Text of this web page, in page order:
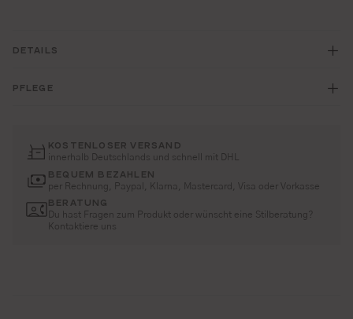
DETAILS
PFLEGE
KOSTENLOSER VERSAND
innerhalb Deutschlands und schnell mit DHL
BEQUEM BEZAHLEN
per Rechnung, Paypal, Klarna, Mastercard, Visa oder Vorkasse
BERATUNG
Du hast Fragen zum Produkt oder wünscht eine Stilberatung?
Kontaktiere uns